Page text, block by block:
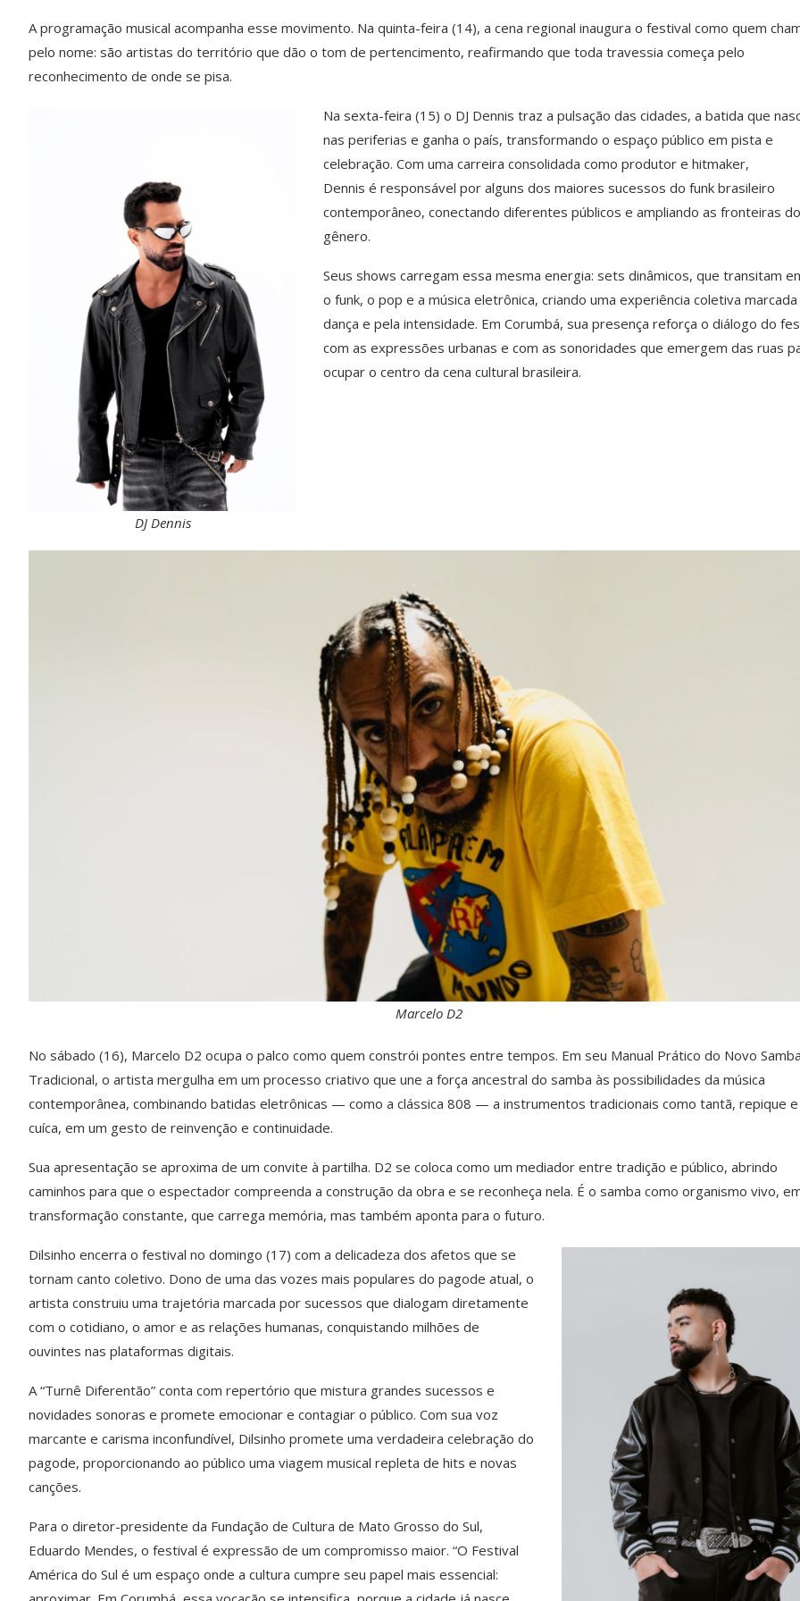
A programação musical acompanha esse movimento. Na quinta-feira (14), a cena regional inaugura o festival como quem
pelo nome: são artistas do território que dão o tom de pertencimento, reafirmando que toda travessia começa pelo
reconhecimento de onde se pisa.
DJ Dennis
Na sexta-feira (15) o DJ Dennis traz a pulsação das cidades, a batida que
nas periferias e ganha o país, transformando o espaço público em pista e
celebração. Com uma carreira consolidada como produtor e hitmaker,
Dennis é responsável por alguns dos maiores sucessos do funk brasileiro
contemporâneo, conectando diferentes públicos e ampliando as fronteiras do
gênero.
Seus shows carregam essa mesma energia: sets dinâmicos, que transitam
o funk, o pop e a música eletrônica, criando uma experiência coletiva
dança e pela intensidade. Em Corumbá, sua presença reforça o diálogo do
com as expressões urbanas e com as sonoridades que emergem das ruas
ocupar o centro da cena cultural brasileira.
Marcelo D2
No sábado (16), Marcelo D2 ocupa o palco como quem constrói pontes entre tempos. Em seu Manual Prático do Novo
Tradicional, o artista mergulha em um processo criativo que une a força ancestral do samba às possibilidades da música
contemporânea, combinando batidas eletrônicas — como a clássica 808 — a instrumentos tradicionais como tantã, repique e
cuíca, em um gesto de reinvenção e continuidade.
Sua apresentação se aproxima de um convite à partilha. D2 se coloca como um mediador entre tradição e público, abrindo
caminhos para que o espectador compreenda a construção da obra e se reconheça nela. É o samba como organismo vivo,
transformação constante, que carrega memória, mas também aponta para o futuro.
Dilsinho encerra o festival no domingo (17) com a delicadeza dos afetos que se
tornam canto coletivo. Dono de uma das vozes mais populares do pagode atual, o
artista construiu uma trajetória marcada por sucessos que dialogam diretamente
com o cotidiano, o amor e as relações humanas, conquistando milhões de
ouvintes nas plataformas digitais.
A “Turnê Diferentão” conta com repertório que mistura grandes sucessos e
novidades sonoras e promete emocionar e contagiar o público. Com sua voz
marcante e carisma inconfundível, Dilsinho promete uma verdadeira celebração do
pagode, proporcionando ao público uma viagem musical repleta de hits e novas
canções.
Para o diretor-presidente da Fundação de Cultura de Mato Grosso do Sul,
Eduardo Mendes, o festival é expressão de um compromisso maior. “O Festival
América do Sul é um espaço onde a cultura cumpre seu papel mais essencial: